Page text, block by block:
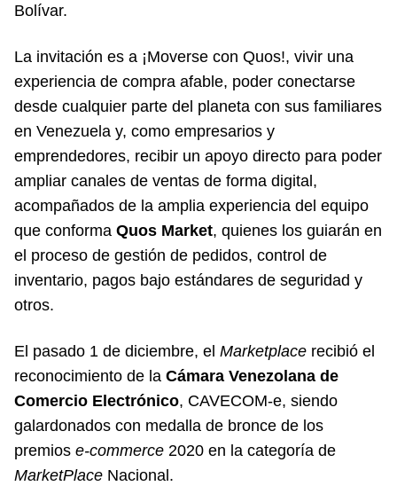
Bolívar.
La invitación es a ¡Moverse con Quos!, vivir una
experiencia de compra afable, poder conectarse
desde cualquier parte del planeta con sus familiares
en Venezuela y, como empresarios y
emprendedores, recibir un apoyo directo para poder
ampliar canales de ventas de forma digital,
acompañados de la amplia experiencia del equipo
que conforma Quos Market, quienes los guiarán en
el proceso de gestión de pedidos, control de
inventario, pagos bajo estándares de seguridad y
otros.
El pasado 1 de diciembre, el Marketplace recibió el
reconocimiento de la Cámara Venezolana de
Comercio Electrónico, CAVECOM-e, siendo
galardonados con medalla de bronce de los
premios e-commerce 2020 en la categoría de
MarketPlace Nacional.